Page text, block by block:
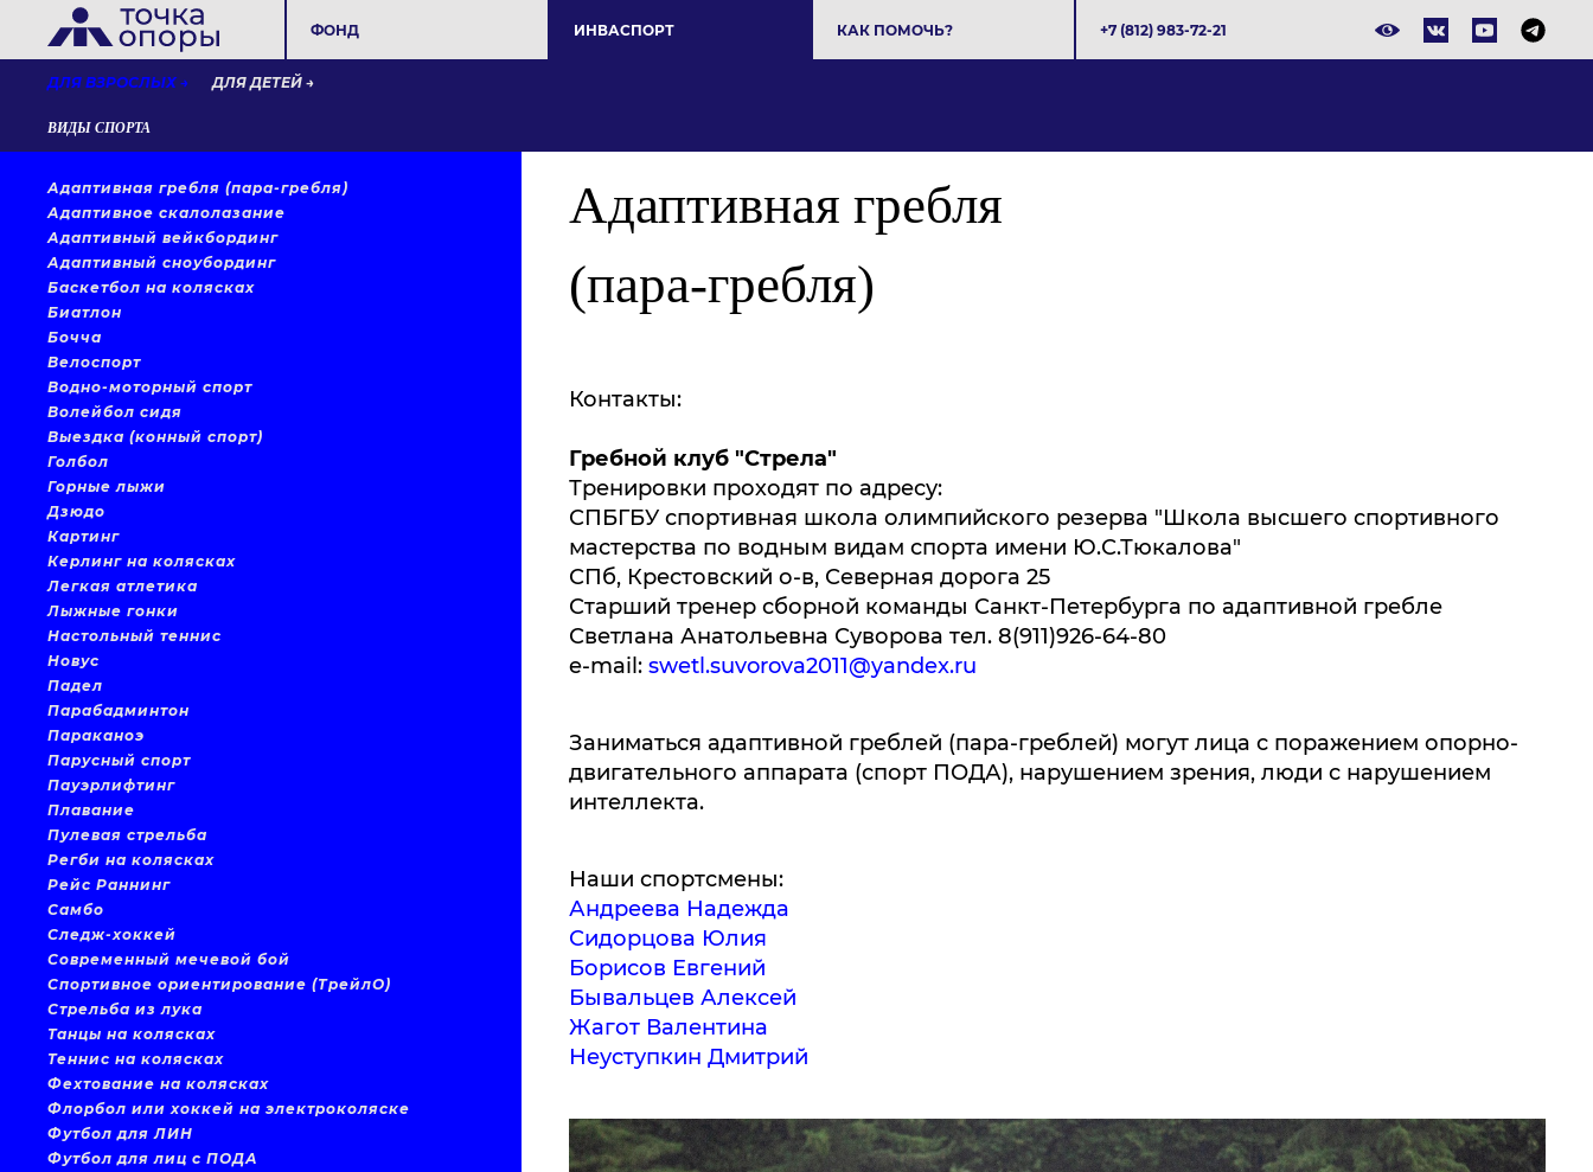
ФОНД ИНВАСПОРТ КАК ПОМОЧЬ? +7 (812) 983-72-21
ДЛЯ ВЗРОСЛЫХ ДЛЯ ДЕТЕЙ
ВИДЫ СПОРТА
Адаптивная гребля (пара-гребля)
Адаптивное скалолазание
Адаптивный вейкбординг
Адаптивный сноубординг
Баскетбол на колясках
Биатлон
Бочча
Велоспорт
Водно-моторный спорт
Волейбол сидя
Выездка (конный спорт)
Голбол
Горные лыжи
Дзюдо
Картинг
Керлинг на колясках
Легкая атлетика
Лыжные гонки
Настольный теннис
Новус
Падел
Парабадминтон
Параканоэ
Парусный спорт
Пауэрлифтинг
Плавание
Пулевая стрельба
Регби на колясках
Рейс Раннинг
Самбо
Следж-хоккей
Современный мечевой бой
Спортивное ориентирование (ТрейлО)
Стрельба из лука
Танцы на колясках
Теннис на колясках
Фехтование на колясках
Флорбол или хоккей на электроколяске
Футбол для ЛИН
Футбол для лиц с ПОДА
Адаптивная гребля
(пара-гребля)
Контакты:
Гребной клуб "Стрела"
Тренировки проходят по адресу:
СПБГБУ спортивная школа олимпийского резерва "Школа высшего спортивного
мастерства по водным видам спорта имени Ю.С.Тюкалова"
СПб, Крестовский о-в, Северная дорога 25
Старший тренер сборной команды Санкт-Петербурга по адаптивной гребле
Светлана Анатольевна Суворова тел. 8(911)926-64-80
e-mail: swetl.suvorova2011@yandex.ru
Заниматься адаптивной греблей (пара-греблей) могут лица с поражением опорно-
двигательного аппарата (спорт ПОДА), нарушением зрения, люди с нарушением
интеллекта.
Наши спортсмены:
Андреева Надежда
Сидорцова Юлия
Борисов Евгений
Бывальцев Алексей
Жагот Валентина
Неуступкин Дмитрий